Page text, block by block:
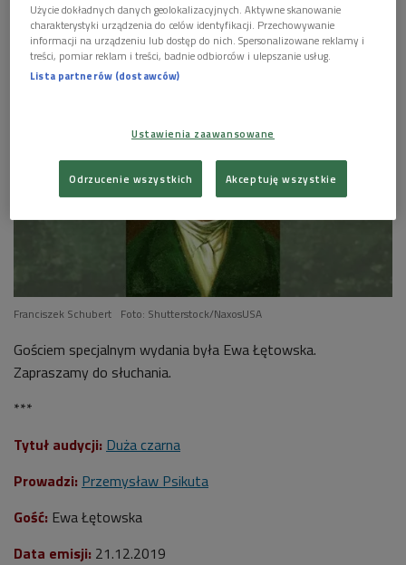
"Podróż zimowa". Ostatni cykl pieśni Schuberta
(Duża czarna/Dwójka)
Franciszek Schubert Foto: Shutterstock/NaxosUSA
Gościem specjalnym wydania była Ewa Łętowska.
Zapraszamy do słuchania.
***
Tytuł audycji: Duża czarna
Prowadzi: Przemysław Psikuta
Gość: Ewa Łętowska
Data emisji: 21.12.2019
Użycie dokładnych danych geolokalizacyjnych. Aktywne skanowanie
charakterystyki urządzenia do celów identyfikacji. Przechowywanie
informacji na urządzeniu lub dostęp do nich. Spersonalizowane reklamy i
treści, pomiar reklam i treści, badnie odbiorców i ulepszanie usług.
Lista partnerów (dostawców)
Ustawienia zaawansowane
Odrzucenie wszystkich Akceptuję wszystkie